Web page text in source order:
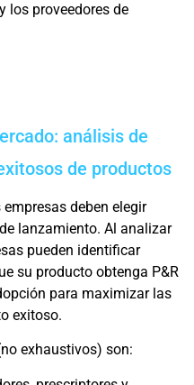
los proveedores de
análisis de
de productos
deben elegir
lanzamiento. Al analizar
pueden identificar
su producto obtenga P&R
para maximizar las
exitoso.
exhaustivos) son: